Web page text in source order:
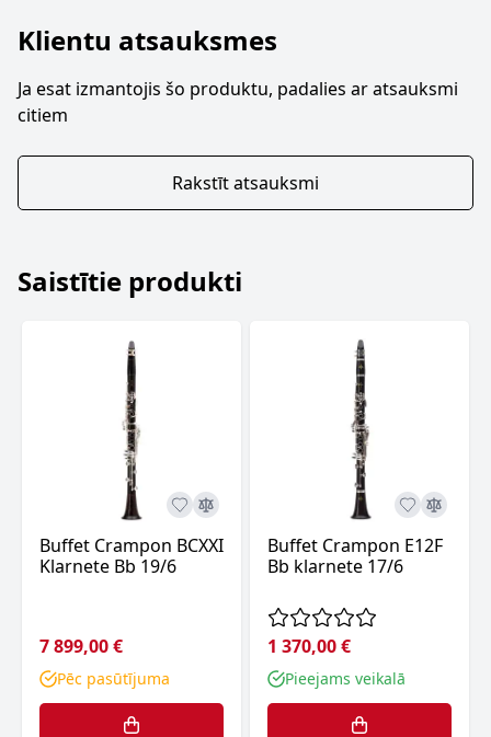
Klientu atsauksmes
Ja esat izmantojis šo produktu, padalies ar atsauksmi
citiem
Rakstīt atsauksmi
Saistītie produkti
Buffet Crampon BCXXI
Klarnete Bb 19/6
7 899,00 €
Pēc pasūtījuma
Buffet Crampon E12F
Bb klarnete 17/6
1 370,00 €
Pieejams veikalā